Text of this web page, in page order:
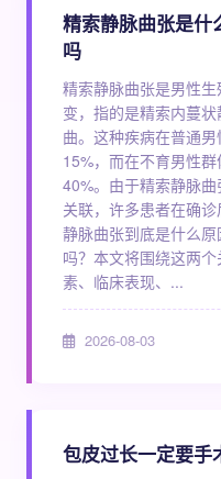
精索静脉曲张是什
吗
精索静脉曲张是男性
变，指的是精索内蔓
曲。这种疾病在普通
15%，而在不育男性
40%。由于精索静脉
关联，许多患者在确
静脉曲张到底是什么
吗？本文将围绕这两
素、临床表现、...
2026-08-03
包皮过长一定要手